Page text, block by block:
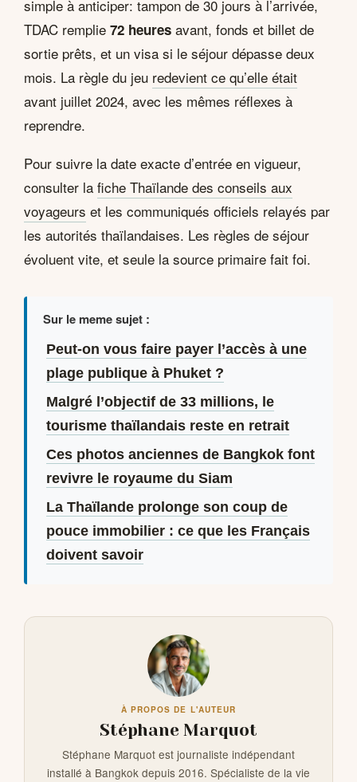
simple à anticiper: tampon de 30 jours à l’arrivée,
TDAC remplie 72 heures avant, fonds et billet de
sortie prêts, et un visa si le séjour dépasse deux
mois. La règle du jeu redevient ce qu’elle était
avant juillet 2024, avec les mêmes réflexes à
reprendre.
Pour suivre la date exacte d’entrée en vigueur,
consulter la fiche Thaïlande des conseils aux
voyageurs et les communiqués officiels relayés par
les autorités thaïlandaises. Les règles de séjour
évoluent vite, et seule la source primaire fait foi.
Sur le meme sujet :
Peut-on vous faire payer l’accès à une
plage publique à Phuket ?
Malgré l’objectif de 33 millions, le
tourisme thaïlandais reste en retrait
Ces photos anciennes de Bangkok font
revivre le royaume du Siam
La Thaïlande prolonge son coup de
pouce immobilier : ce que les Français
doivent savoir
À PROPOS DE L'AUTEUR
Stéphane Marquot
Stéphane Marquot est journaliste indépendant
installé à Bangkok depuis 2016. Spécialiste de la vie